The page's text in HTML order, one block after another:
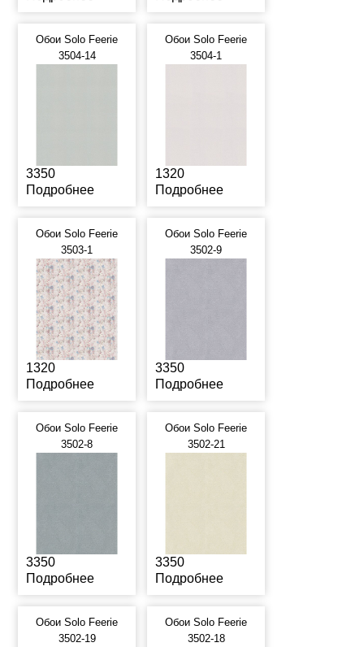
Обои Solo Feerie
3504-14
3350
Подробнее
Обои Solo Feerie
3504-1
1320
Подробнее
Обои Solo Feerie
3503-1
1320
Подробнее
Обои Solo Feerie
3502-9
3350
Подробнее
Обои Solo Feerie
3502-8
3350
Подробнее
Обои Solo Feerie
3502-21
3350
Подробнее
Обои Solo Feerie
3502-19
Обои Solo Feerie
3502-18